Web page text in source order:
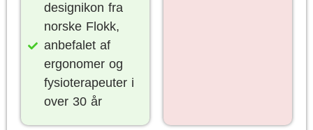
designikon fra
norske Flokk,
anbefalet af
ergonomer og
fysioterapeuter i
over 30 år